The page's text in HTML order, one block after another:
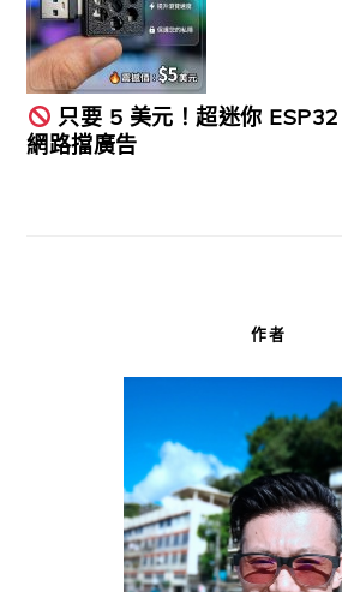
只要 5 美元！超迷你
網路擋廣告
作者